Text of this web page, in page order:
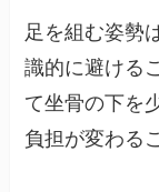
足を組む姿勢
識的に避ける
て坐骨の下を
負担が変わる